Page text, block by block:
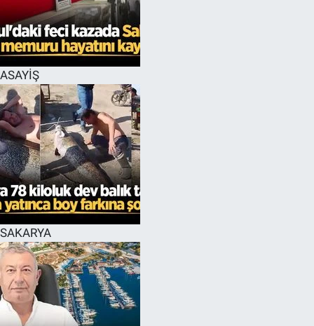
ASAYİŞ
SAKARYA
EĞİTİM
MAGAZİN
ÖZEL HABER
HALK54 PANORAMA